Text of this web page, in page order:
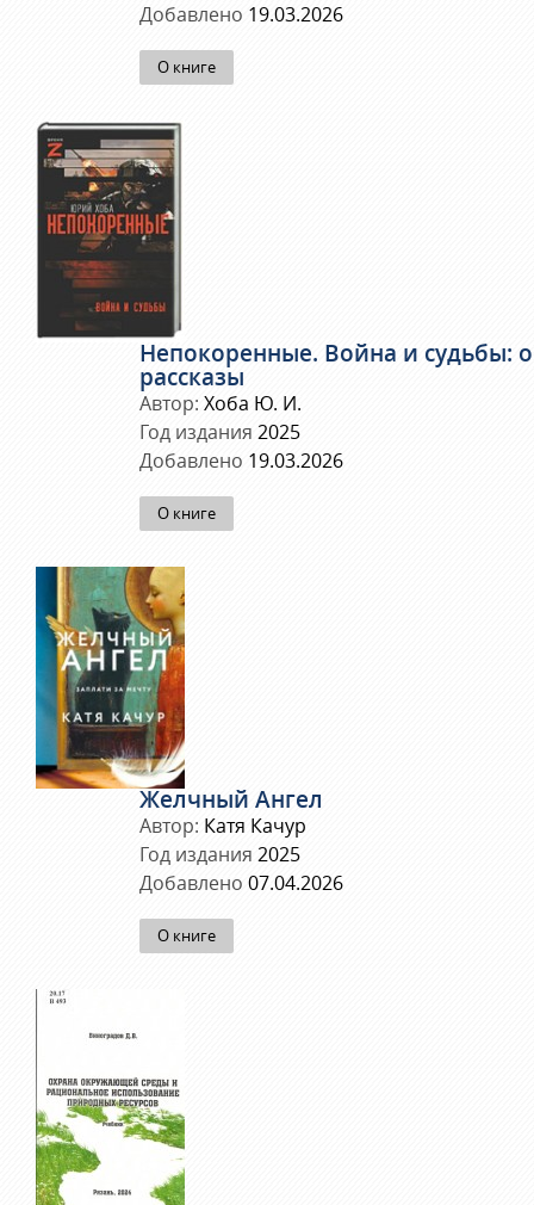
Добавлено 19.03.2026
О книге
Непокоренные. Война и судьбы:
рассказы
Автор: Хоба Ю. И.
Год издания 2025
Добавлено 19.03.2026
О книге
Желчный Ангел
Автор: Катя Качур
Год издания 2025
Добавлено 07.04.2026
О книге